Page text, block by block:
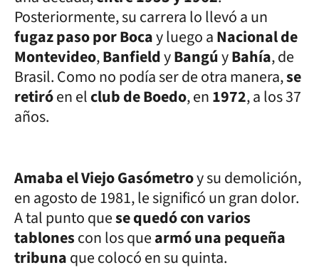
Posteriormente, su carrera lo llevó a un
fugaz paso por Bocay luego aNacional de
Montevideo,BanfieldyBangúyBahía, de
Brasil. Como no podía ser de otra manera,se
retiróen elclub de Boedo, en1972, a los 37
años.
Amaba el Viejo Gasómetroy su demolición,
en agosto de 1981, le significó un gran dolor.
A tal punto quese quedó con varios
tablonescon los quearmó una pequeña
tribunaque colocó en su quinta.